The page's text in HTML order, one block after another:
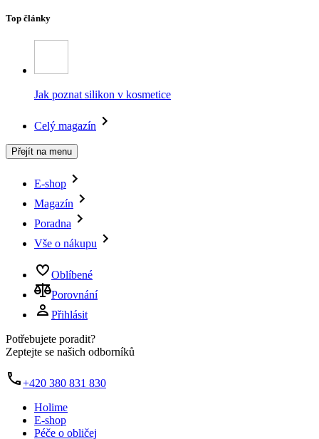
Top články
Jak poznat silikon v kosmetice
Celý magazín
Přejít na menu
E-shop
Magazín
Poradna
Vše o nákupu
Oblíbené
Porovnání
Přihlásit
Potřebujete poradit?
Zeptejte se našich odborníků
+420 380 831 830
Holime
E-shop
Péče o obličej